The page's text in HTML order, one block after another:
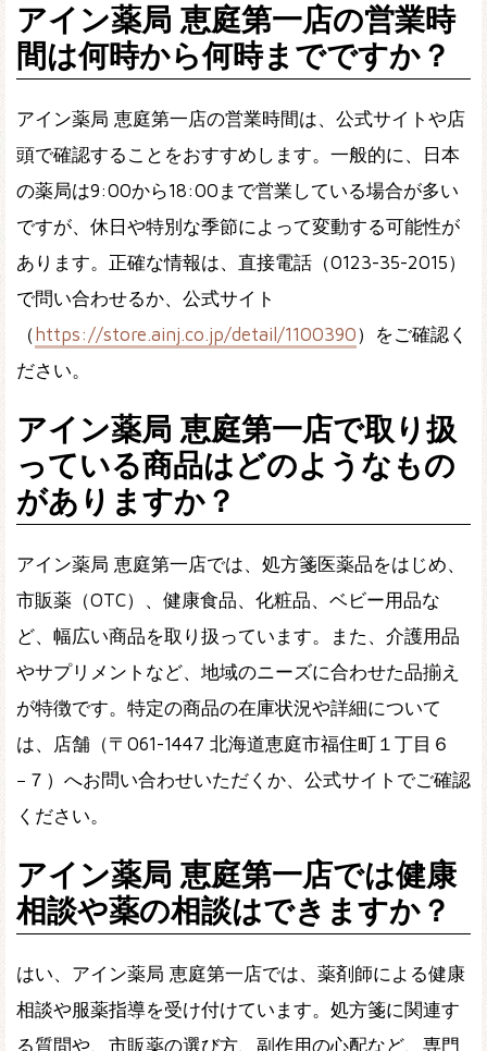
アイン薬局 恵庭第一店の営業時
間は何時から何時までですか？
アイン薬局 恵庭第一店の営業時間は、公式サイトや店
頭で確認することをおすすめします。一般的に、日本
の薬局は9:00から18:00まで営業している場合が多い
ですが、休日や特別な季節によって変動する可能性が
あります。正確な情報は、直接電話（0123-35-2015）
で問い合わせるか、公式サイト
（ https://store.ainj.co.jp/detail/1100390）をご確認く
ださい。
アイン薬局 恵庭第一店で取り扱
っている商品はどのようなもの
がありますか？
アイン薬局 恵庭第一店では、処方箋医薬品をはじめ、
市販薬（OTC）、健康食品、化粧品、ベビー用品な
ど、幅広い商品を取り扱っています。また、介護用品
やサプリメントなど、地域のニーズに合わせた品揃え
が特徴です。特定の商品の在庫状況や詳細について
は、店舗（〒061-1447 北海道恵庭市福住町１丁目６
−７）へお問い合わせいただくか、公式サイトでご確認
ください。
アイン薬局 恵庭第一店では健康
相談や薬の相談はできますか？
はい、アイン薬局 恵庭第一店では、薬剤師による健康
相談や服薬指導を受け付けています。処方箋に関連す
る質問や、市販薬の選び方、副作用の心配など、専門